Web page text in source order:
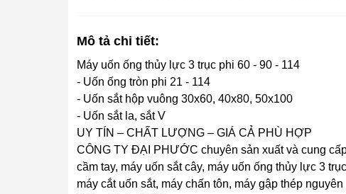
Mô tả chi tiết:
Máy uốn ống thủy lực 3 trục phi 60 - 90 - 114
- Uốn ống tròn phi 21 - 114
- Uốn sắt hộp vuông 30x60, 40x80, 50x100
- Uốn sắt la, sắt V
UY TÍN – CHẤT LƯỢNG – GIÁ CẢ PHÙ HỢP
CÔNG TY ĐẠI PHƯỚC chuyên sản xuất và cung
cầm tay, máy uốn sắt cây, máy uốn ống thủy lực 3
máy cắt uốn sắt, máy chấn tôn, máy gập thép